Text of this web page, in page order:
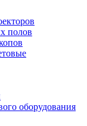
полов
оборудования